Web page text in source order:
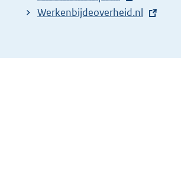
k
t
n
x
r
E
e
Werkenbijdeoverheid.nl